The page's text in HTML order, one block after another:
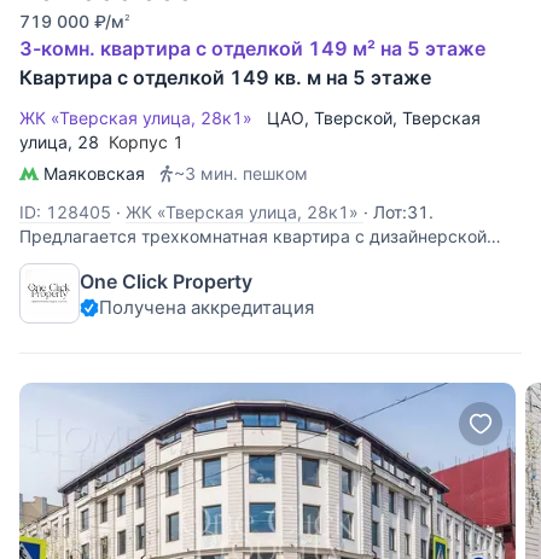
719 000 ₽/м2
3-комн. квартира с отделкой 149 м² на 5 этаже
Квартира с отделкой 149 кв. м на 5 этаже
ЖК «Тверская улица, 28к1» ЦАО, Тверской, Тверская
улица, 28 Корпус 1
Маяковская
~3 мин. пешком
ID: 128405 · ЖК «Тверская улица, 28к1» · Лот:31.
Предлагается трехкомнатная квартира с дизайнерской
отделкой, в классическом стиле, в элитном доме с
огороженной территорией, в историческом центре
Москвы. Просторная кухня-гостиная, две спальни и три с/
One Click Property
Получена аккредитация